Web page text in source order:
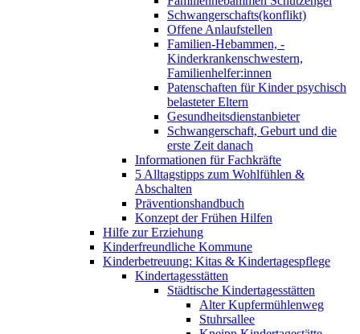
Schwangerschafts(konflikt)
Offene Anlaufstellen
Familien-Hebammen, -
Kinderkrankenschwestern,
Familienhelfer:innen
Patenschaften für Kinder psychisch
belasteter Eltern
Gesundheitsdienstanbieter
Schwangerschaft, Geburt und die
erste Zeit danach
Informationen für Fachkräfte
5 Alltagstipps zum Wohlfühlen &
Abschalten
Präventionshandbuch
Konzept der Frühen Hilfen
Hilfe zur Erziehung
Kinderfreundliche Kommune
Kinderbetreuung: Kitas & Kindertagespflege
Kindertagesstätten
Städtische Kindertagesstätten
Alter Kupfermühlenweg
Stuhrsallee